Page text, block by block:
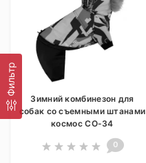
Фильтр
Зимний комбинезон для
собак со съемными штанами
космос CO-34
0